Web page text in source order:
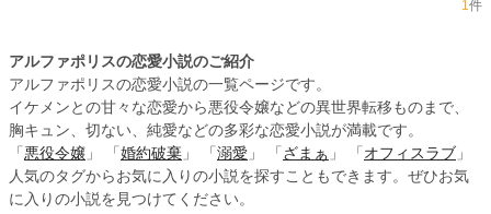
1件
アルファポリスの恋愛小説のご紹介
アルファポリスの恋愛小説の一覧ページです。
イケメンとの甘々な恋愛から悪役令嬢などの異世界転移ものまで、
胸キュン、切ない、純愛などの多彩な恋愛小説が満載です。
「 悪役令嬢 」 「 婚約破棄 」 「 溺愛 」 「 ざまぁ 」 「 オフィスラブ 」
人気のタグからお気に入りの小説を探すこともできます。ぜひお気
に入りの小説を見つけてください。